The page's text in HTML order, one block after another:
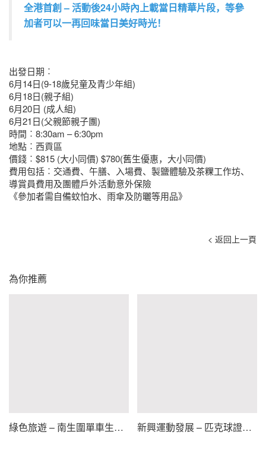
全港首創 – 活動後24小時內上載當日精華片段，等參
加者可以一再回味當日美好時光！
出發日期︰
6月14日(9-18歲兒童及青少年組)
6月18日(親子組)
6月20日 (成人組)
6月21日(父親節親子團)
時間︰8:30am – 6:30pm
地點︰西貢區
價錢︰$815 (大小同價) $780(舊生優惠，大小同價)
費用包括︰交通費、午膳、入場費、製鹽體驗及茶粿工作坊、
導賞員費用及團體戶外活動意外保險
《參加者需自備蚊怕水、雨傘及防曬等用品》
< 返回上一頁
為你推薦
綠色旅遊 – 南生圍單車生態遊 新興運動發展 – 匹克球證書課程